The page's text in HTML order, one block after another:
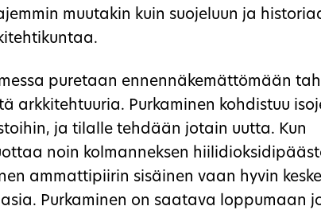
muutakin kuin suojeluun ja
puretaan ennennäkemättömään
arkkitehtuuria. Purkaminen kohdistuu
ja tilalle tehdään jotain uutta. Kun
noin kolmanneksen
ammattipiirin sisäinen vaan hyvin
Purkaminen on saatava loppumaan